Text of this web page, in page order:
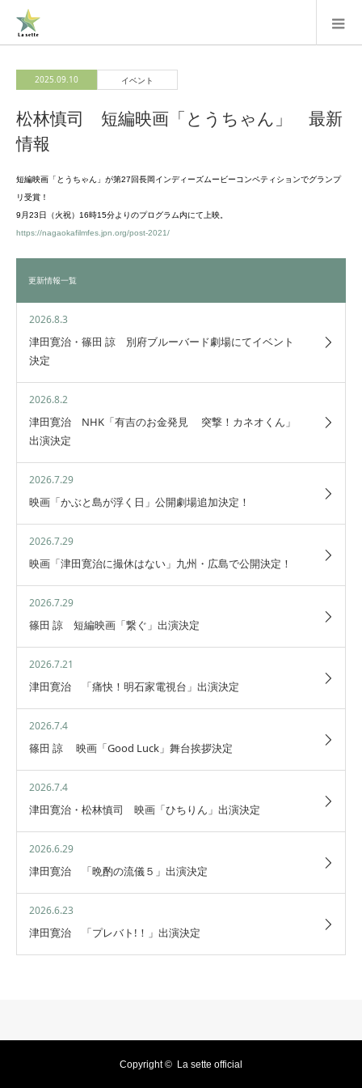
2025.09.10 イベント
松林慎司 短編映画「とうちゃん」 最新
情報
短編映画「とうちゃん」が第27回長岡インディーズムービーコンペティションでグランプ
リ受賞！
9月23日（火祝）16時15分よりのプログラム内にて上映。
https://nagaokafilmfes.jpn.org/post-2021/
更新情報一覧
2026.8.3
津田寛治・篠田 諒 別府ブルーバード劇場にてイベント
決定
2026.8.2
津田寛治 NHK「有吉のお金発見 突撃！カネオくん」
出演決定
2026.7.29
映画「かぶと島が浮く日」公開劇場追加決定！
2026.7.29
映画「津田寛治に撮休はない」九州・広島で公開決定！
2026.7.29
篠田 諒 短編映画「繋ぐ」出演決定
2026.7.21
津田寛治 「痛快！明石家電視台」出演決定
2026.7.4
篠田 諒 映画「Good Luck」舞台挨拶決定
2026.7.4
津田寛治・松林慎司 映画「ひちりん」出演決定
2026.6.29
津田寛治 「晩酌の流儀５」出演決定
2026.6.23
津田寛治 「プレバト!！」出演決定
Copyright © La sette official